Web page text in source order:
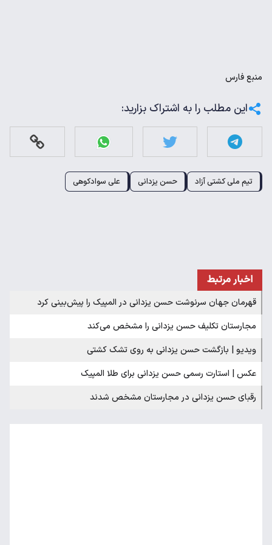
منبعفارس
این مطلب را به اشتراک بزارید:
تیم ملی کشتی آزاد حسن یزدانی علی سوادکوهی
اخبار مرتبط
قهرمان جهان سرنوشت حسن یزدانی در المپیک را پیش‌بینی کرد
مجارستان تکلیف حسن یزدانی را مشخص می‌کند
ویدیو | بازگشت حسن یزدانی به روی تشک کشتی
عکس | استارت رسمی حسن یزدانی برای طلا المپیک
رقبای حسن یزدانی در مجارستان مشخص شدند